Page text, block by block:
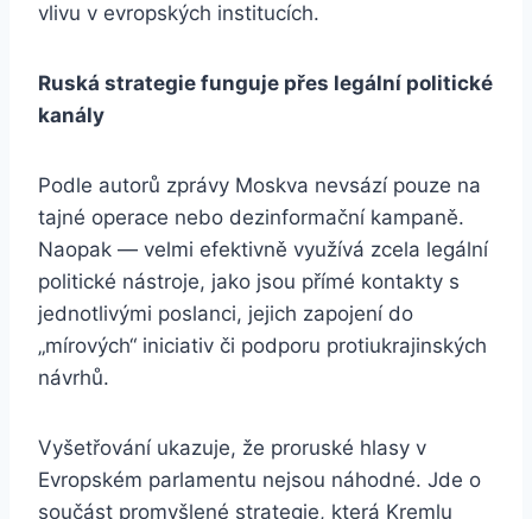
vlivu v evropských institucích.
Ruská strategie funguje přes legální politické
kanály
Podle autorů zprávy Moskva nevsází pouze na
tajné operace nebo dezinformační kampaně.
Naopak — velmi efektivně využívá zcela legální
politické nástroje, jako jsou přímé kontakty s
jednotlivými poslanci, jejich zapojení do
„mírových“ iniciativ či podporu protiukrajinských
návrhů.
Vyšetřování ukazuje, že proruské hlasy v
Evropském parlamentu nejsou náhodné. Jde o
součást promyšlené strategie, která Kremlu